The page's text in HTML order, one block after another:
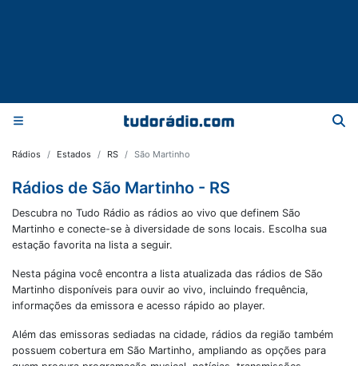
Rádios Estados RS São Martinho
Rádios de São Martinho - RS
Descubra no Tudo Rádio as rádios ao vivo que definem São
Martinho e conecte-se à diversidade de sons locais. Escolha sua
estação favorita na lista a seguir.
Nesta página você encontra a lista atualizada das rádios de São
Martinho disponíveis para ouvir ao vivo, incluindo frequência,
informações da emissora e acesso rápido ao player.
Além das emissoras sediadas na cidade, rádios da região também
possuem cobertura em São Martinho, ampliando as opções para